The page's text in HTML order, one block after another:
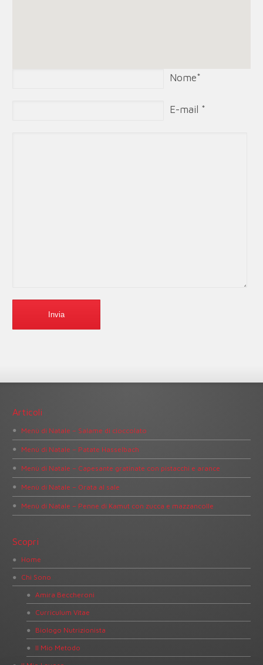
Nome*
E-mail *
Invia
Articoli
Menù di Natale – Salame di cioccolato
Menù di Natale – Patate Hasselbach
Menù di Natale – Capesante gratinate con pistacchi e arance
Menù di Natale – Orata al sale
Menù di Natale – Penne di Kamut con zucca e mazzancolle
Scopri
Home
Chi Sono
Amira Beccheroni
Curriculum Vitae
Biologo Nutrizionista
Il Mio Metodo